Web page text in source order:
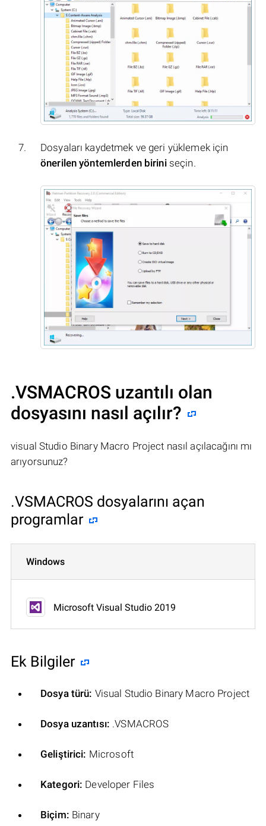
Dosyaları kaydetmek ve geri yüklemek için
önerilen yöntemlerden biriniseçin.
.VSMACROS uzantılı olan
dosyasını nasıl açılır?
visual Studio Binary Macro Project nasıl açılacağını mı
arıyorsunuz?
.VSMACROS dosyalarını açan
programlar
Windows
Microsoft Visual Studio 2019
Ek Bilgiler
Dosya türü: Visual Studio Binary Macro Project
Dosya uzantısı: .VSMACROS
Geliştirici: Microsoft
Kategori: Developer Files
Biçim: Binary